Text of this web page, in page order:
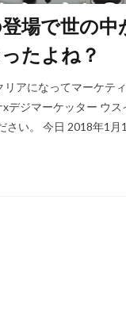
場で世の
たよね？
アになってマーケ
ジマーケッター ウ
さい。 今日 2018年1